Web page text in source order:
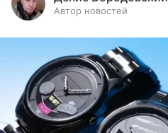
Автор новостей